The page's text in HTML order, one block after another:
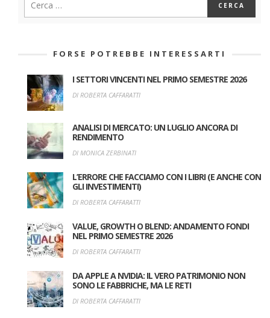
FORSE POTREBBE INTERESSARTI
I SETTORI VINCENTI NEL PRIMO SEMESTRE 2026
DI ROBERTA CAFFARATTI
ANALISI DI MERCATO: UN LUGLIO ANCORA DI
RENDIMENTO
DI MONICA ZERBINATI
L’ERRORE CHE FACCIAMO CON I LIBRI (E ANCHE CON
GLI INVESTIMENTI)
DI ROBERTA CAFFARATTI
VALUE, GROWTH O BLEND: ANDAMENTO FONDI
NEL PRIMO SEMESTRE 2026
DI ROBERTA CAFFARATTI
DA APPLE A NVIDIA: IL VERO PATRIMONIO NON
SONO LE FABBRICHE, MA LE RETI
DI ROBERTA CAFFARATTI